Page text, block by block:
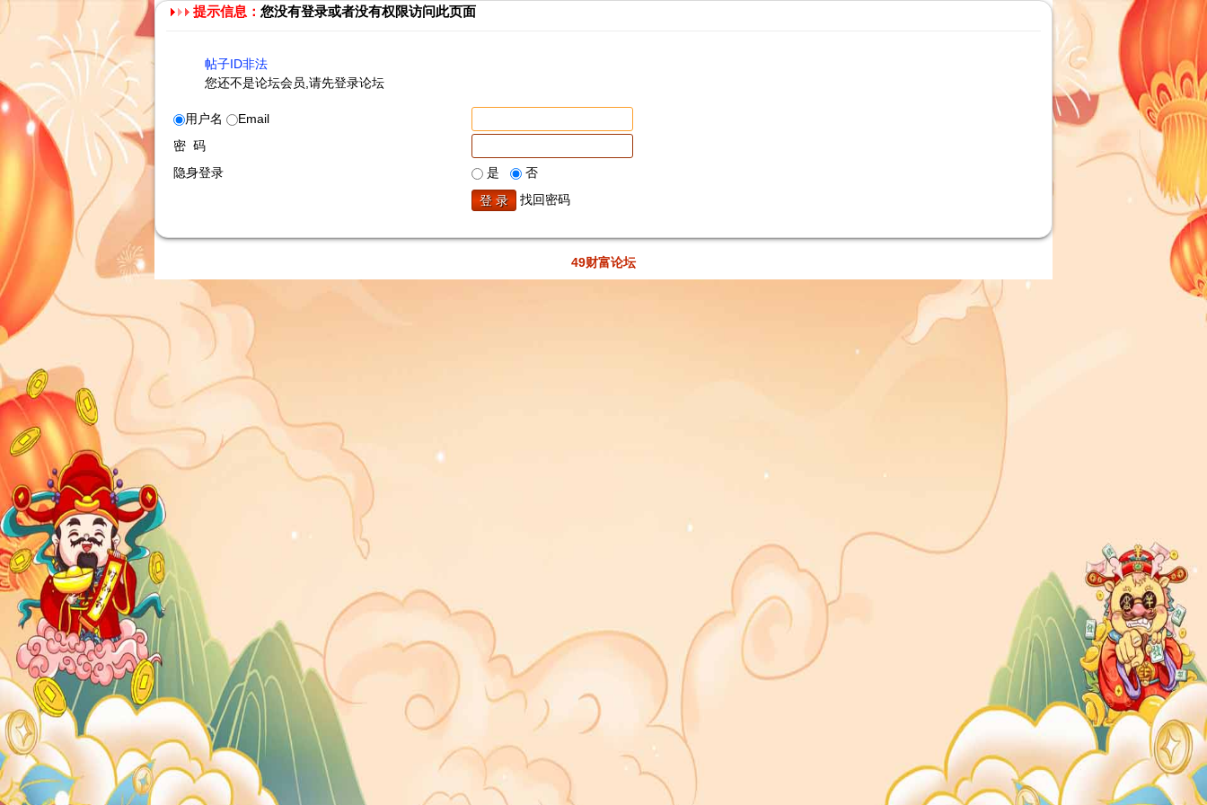
提示信息： 您没有登录或者没有权限访问此页面
帖子ID非法
您还不是论坛会员,请先登录论坛
用户名
Email
密 码
隐身登录
是
否
找回密码
49财富论坛